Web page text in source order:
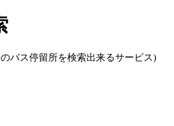
バス停留所を検索出来るサービス)